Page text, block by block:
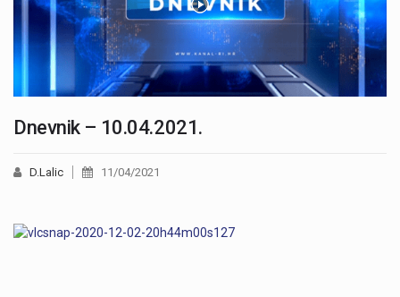
Dnevnik – 10.04.2021.
D.Lalic 11/04/2021